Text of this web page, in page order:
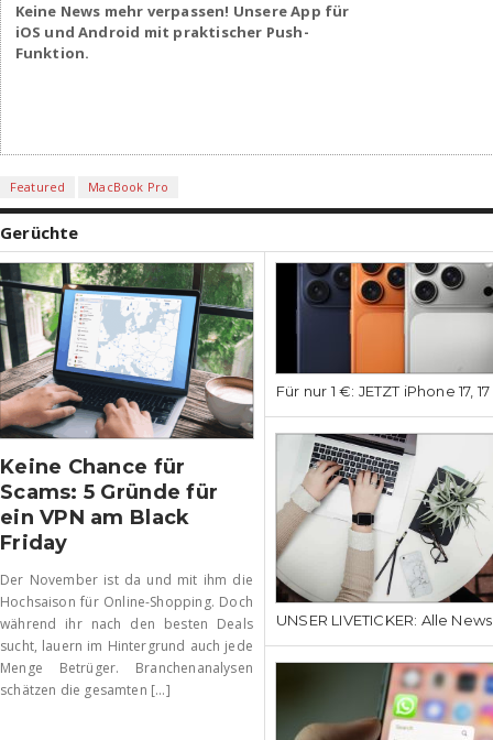
Keine News mehr verpassen! Unsere App für
iOS und Android mit praktischer Push-
Funktion.
Featured MacBook Pro
Gerüchte
Keine Chance für
Scams: 5 Gründe für
ein VPN am Black
Friday
Der November ist da und mit ihm die
Hochsaison für Online-Shopping. Doch
während ihr nach den besten Deals
sucht, lauern im Hintergrund auch jede
Menge Betrüger. Branchenanalysen
schätzen die gesamten [...]
Für nur 1 €: JETZT iPhone 17,
UNSER LIVETICKER: Alle